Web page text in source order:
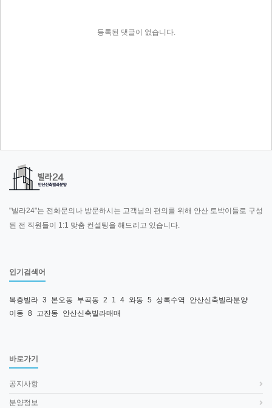
등록된 댓글이 없습니다.
"빌라24"는 전화문의나 방문하시는 고객님의 편의를 위해 안산 토박이들로 구성
된 전 직원들이 1:1 맞춤 컨설팅을 해드리고 있습니다.
인기검색어
복층빌라 3 본오동 부곡동 2 1 4 와동 5 상록수역
안산신축빌라분양
이동 8 고잔동 안산신축빌라매매
바로가기
공지사항
분양정보